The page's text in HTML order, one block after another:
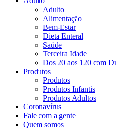
Adulto
Alimentação
Bem-Estar
Dieta Enteral
Saúde
Terceira Idade
Dos 20 aos 120 com
Produtos
Produtos
Produtos Infantis
Produtos Adultos
Coronavírus
Fale com a gente
Quem somos